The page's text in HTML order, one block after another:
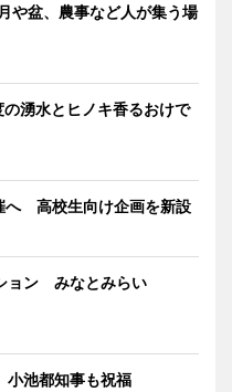
や盆、農事など人が集う場
湧水とヒノキ香るおけで
へ 高校生向け企画を新設
ョン みなとみらい
池都知事も祝福